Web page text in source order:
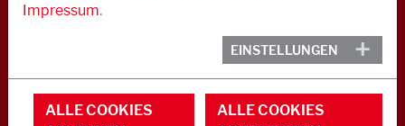
GLEITMITTEL
PEPTISATOREN
Impressum.
EINSTELLUNGEN
ALLE COOKIES
ALLE COOKIES